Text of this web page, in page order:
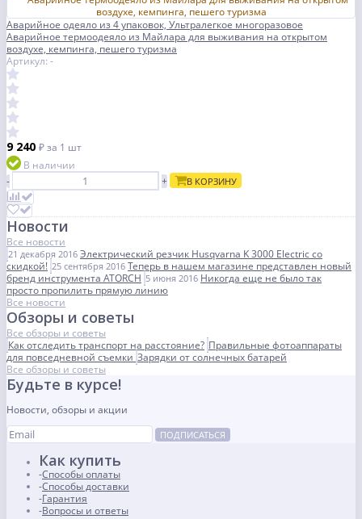
Аварийное одеяло из 4 упаковок, Ультралегкое многоразовое
Аварийное термоодеяло из Майлара для выживания на открытом
воздухе, кемпинга, пешего туризма
Артикул: -
9 240 ₽за 1 шт
В наличии
-
+ В КОРЗИНУ
Новости
Все новости
21 декабря 2016 Электрический резчик Husqvarna K 3000 Electric со
скидкой! 25 сентября 2016 Теперь в нашем магазине представлен новый
бренд инструмента ATORCH 5 июня 2016 Никогда еще не было так
просто пропилить прямую линию
Все новости
Обзоры и советы
Все обзоры и советы
Как отследить транспорт на расстояние? Правильные фотоаппараты
для повседневной съемки Зарядки от солнечных батарей
Все обзоры и советы
Будьте в курсе!
Новости, обзоры и акции
ПОДПИСАТЬСЯ
Как купить
Способы оплаты
Способы доставки
Гарантия
Вопросы и ответы